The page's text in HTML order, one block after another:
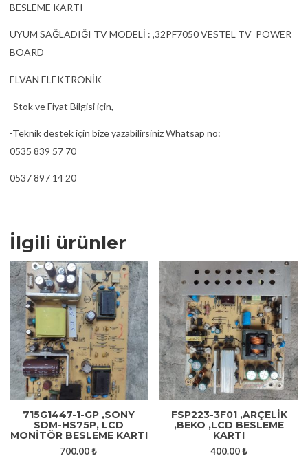
BESLEME KARTI
UYUM SAĞLADIĞI TV MODELİ : ,32PF7050 VESTEL TV POWER
BOARD
ELVAN ELEKTRONİK
-Stok ve Fiyat Bilgisi için,
-Teknik destek için bize yazabilirsiniz Whatsap no:
0535 839 57 70
0537 897 14 20
İlgili ürünler
715G1447-1-GP ,SONY
SDM-HS75P, LCD
MONİTÖR BESLEME KARTI
700.00₺
FSP223-3F01 ,ARÇELİK
,BEKO ,LCD BESLEME
KARTI
400.00₺